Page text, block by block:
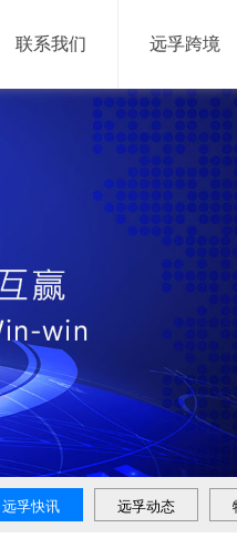
联系我们 远孚跨境
远孚快讯 远孚动态